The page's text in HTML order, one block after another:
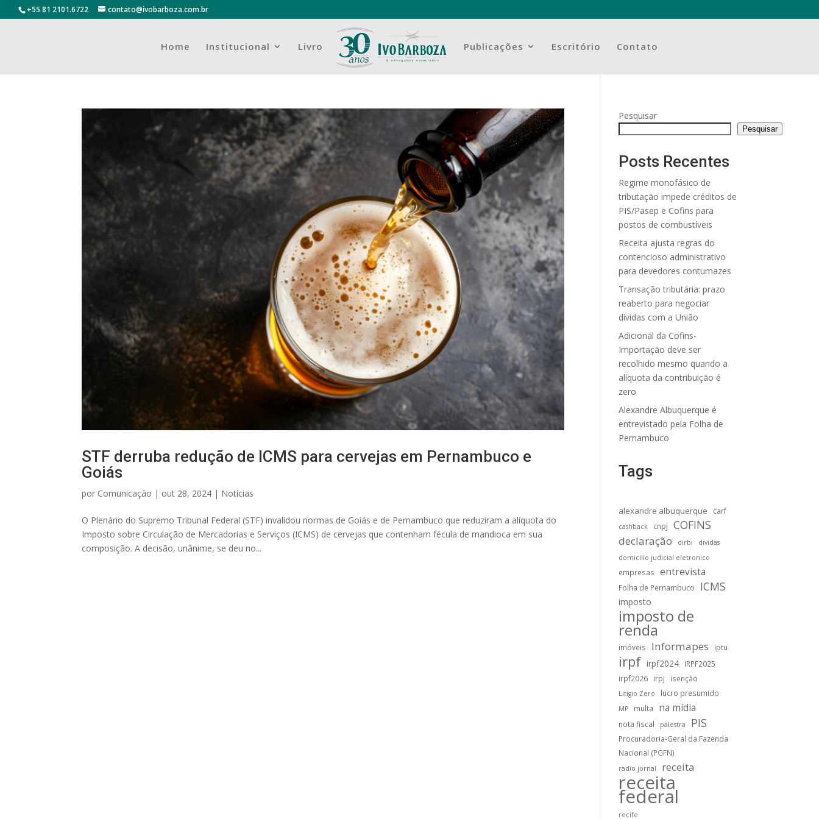
+55 81 2101.6722 contato@ivobarboza.com.br
Home Institucional Livro Publicações Escritório Contato
STF derruba redução de ICMS para cervejas em Pernambuco e
Goiás
por Comunicação | out 28, 2024 | Notícias
O Plenário do Supremo Tribunal Federal (STF) invalidou normas de Goiás e de Pernambuco que reduziram a alíquota do
Imposto sobre Circulação de Mercadorias e Serviços (ICMS) de cervejas que contenham fécula de mandioca em sua
composição. A decisão, unânime, se deu no...
Pesquisar
Pesquisar
Posts Recentes
Regime monofásico de
tributação impede créditos de
PIS/Pasep e Cofins para
postos de combustíveis
Receita ajusta regras do
contencioso administrativo
para devedores contumazes
Transação tributária: prazo
reaberto para negociar
dívidas com a União
Adicional da Cofins-
Importação deve ser
recolhido mesmo quando a
alíquota da contribuição é
zero
Alexandre Albuquerque é
entrevistado pela Folha de
Pernambuco
Tags
alexandre albuquerque carf
cashback cnpj COFINS
declaração dirbi
dividas
domicilio judicial eletronico
empresas entrevista
Folha de Pernambuco ICMS
imposto
imposto de
renda
imóveis Informapes iptu
irpf irpf2024
IRPF2025
irpf2026
irpj isenção
Litígio Zero lucro presumido
MP multa na mídia
nota fiscal palestra PIS
Procuradoria-Geral da Fazenda
Nacional (PGFN)
radio jornal receita
receita
federal
recife